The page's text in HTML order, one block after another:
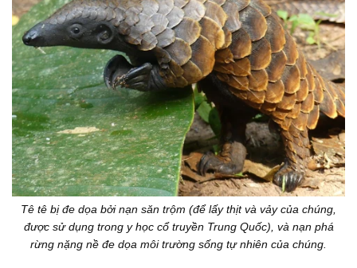
Tê tê bị đe dọa bởi nạn săn trộm (để lấy thịt và vảy của chúng,
được sử dụng trong y học cổ truyền Trung Quốc), và nạn phá
rừng nặng nề đe dọa môi trường sống tự nhiên của chúng.